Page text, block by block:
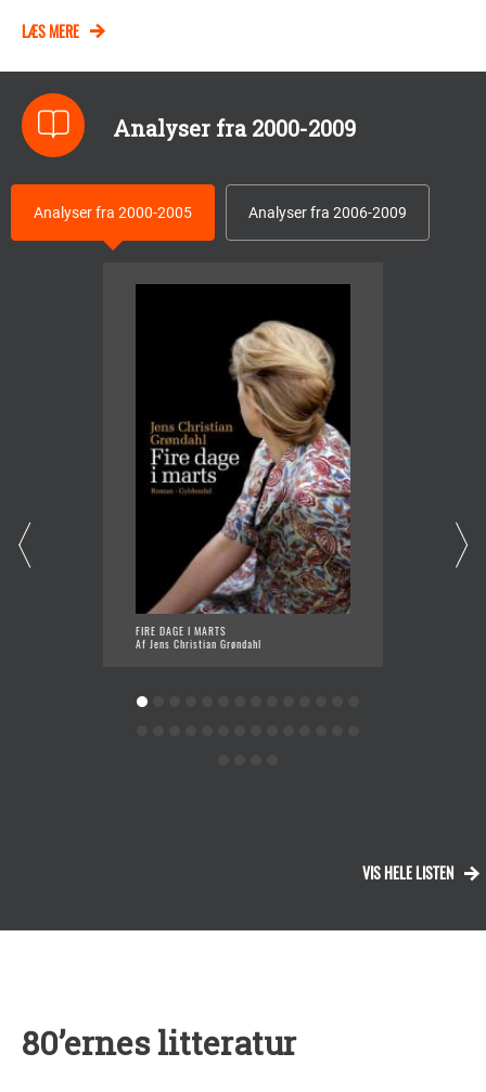
LÆS MERE
Analyser fra 2000-2009
Analyser fra 2000-2005 Analyser fra 2006-2009
FIRE DAGE I MARTS
Af Jens Christian Grøndahl
VIS HELE LISTEN
80’ernes litteratur